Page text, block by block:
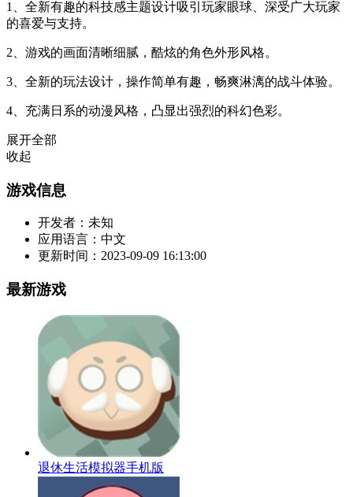
1、全新有趣的科技感主题设计吸引玩家眼球、深受广大玩家
的喜爱与支持。
2、游戏的画面清晰细腻，酷炫的角色外形风格。
3、全新的玩法设计，操作简单有趣，畅爽淋漓的战斗体验。
4、充满日系的动漫风格，凸显出强烈的科幻色彩。
展开全部
收起
游戏信息
开发者： 未知
应用语言： 中文
更新时间： 2023-09-09 16:13:00
最新游戏
退休生活模拟器手机版